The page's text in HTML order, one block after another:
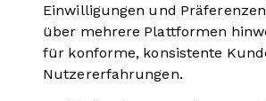
Einwilligungen und
über mehrere Plattformen
für konforme, konsistente
Nutzererfahrungen.